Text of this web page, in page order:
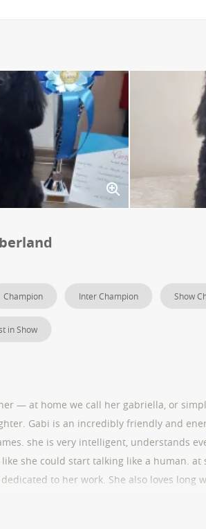
Champion Inter Champion Show
in Show
— at home we call her gabriella, or
Gabi is an incredibly friendly and
she is very intelligent, understands
she could start talking like a human. at
to her work. She also loves long